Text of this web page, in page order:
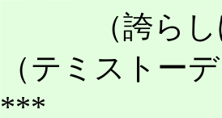
（誇らしげ
（テミストー
***